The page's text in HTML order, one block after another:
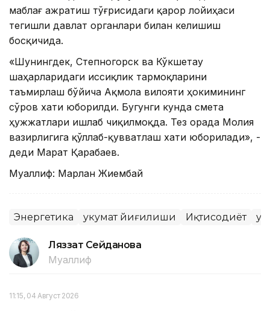
маблағ ажратиш тўғрисидаги қарор лойиҳаси
тегишли давлат органлари билан келишиш
босқичида.
«Шунингдек, Степногорск ва Кўкшетау
шаҳарларидаги иссиқлик тармоқларини
таъмирлаш бўйича Ақмола вилояти ҳокимининг
сўров хати юборилди. Бугунги кунда смета
ҳужжатлари ишлаб чиқилмоқда. Тез орада Молия
вазирлигига қўллаб-қувватлаш хати юборилади», -
деди Марат Қарабаев.
Муаллиф: Марлан Жиембай
Энергетика Ҳукумат йиғилиши Иқтисодиёт
Ляззат Сейданова
Муаллиф
11:15, 04 Август 2026